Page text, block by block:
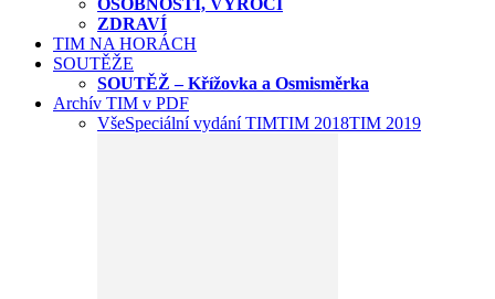
ZDRAVÍ
TIM NA HORÁCH
SOUTĚŽE
SOUTĚŽ – Křížovka a Osmisměrka
Archív TIM v PDF
VšeSpeciální vydání TIMTIM 2018TIM 2019